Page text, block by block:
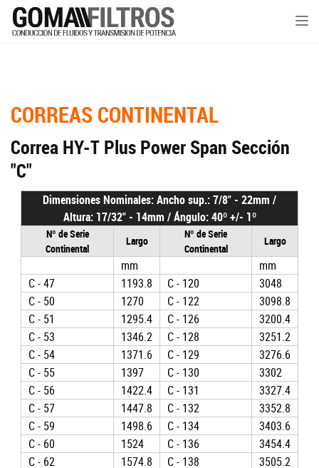
CORREAS CONTINENTAL
Correa HY-T Plus Power Span Sección
"C"
Dimensiones Nominales: Ancho sup.: 7/8" - 22mm /
Altura: 17/32" - 14mm / Ángulo: 40º +/- 1º
Nº de Serie
Continental
Largo
Nº de Serie
Continental
Largo
mm
mm
C - 47
1193.8 C - 120
3048
C - 50
1270 C - 122
3098.8
C - 51
1295.4 C - 126
3200.4
C - 53
1346.2 C - 128
3251.2
C - 54
1371.6 C - 129
3276.6
C - 55
1397 C - 130
3302
C - 56
1422.4 C - 131
3327.4
C - 57
1447.8 C - 132
3352.8
C - 59
1498.6 C - 134
3403.6
C - 60
1524 C - 136
3454.4
C - 62
1574.8 C - 138
3505.2